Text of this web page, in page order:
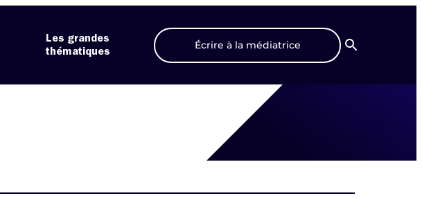
Les grandes
thématiques
Écrire à la médiatrice
Recherche